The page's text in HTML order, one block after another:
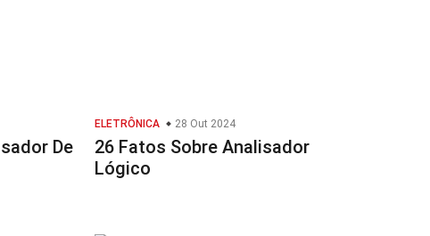
De
ELETRÔNICA 28 Out 2024
26 Fatos Sobre Analisador
Lógico